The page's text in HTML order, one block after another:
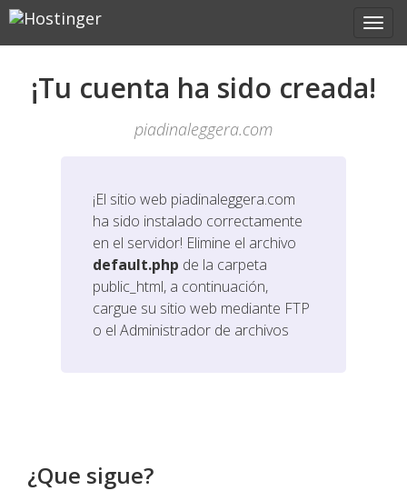
¡Tu cuenta ha sido creada!
piadinaleggera.com
¡El sitio web piadinaleggera.com
ha sido instalado correctamente
en el servidor! Elimine el archivo
default.php de la carpeta
public_html, a continuación,
cargue su sitio web mediante FTP
o el Administrador de archivos
¿Que sigue?